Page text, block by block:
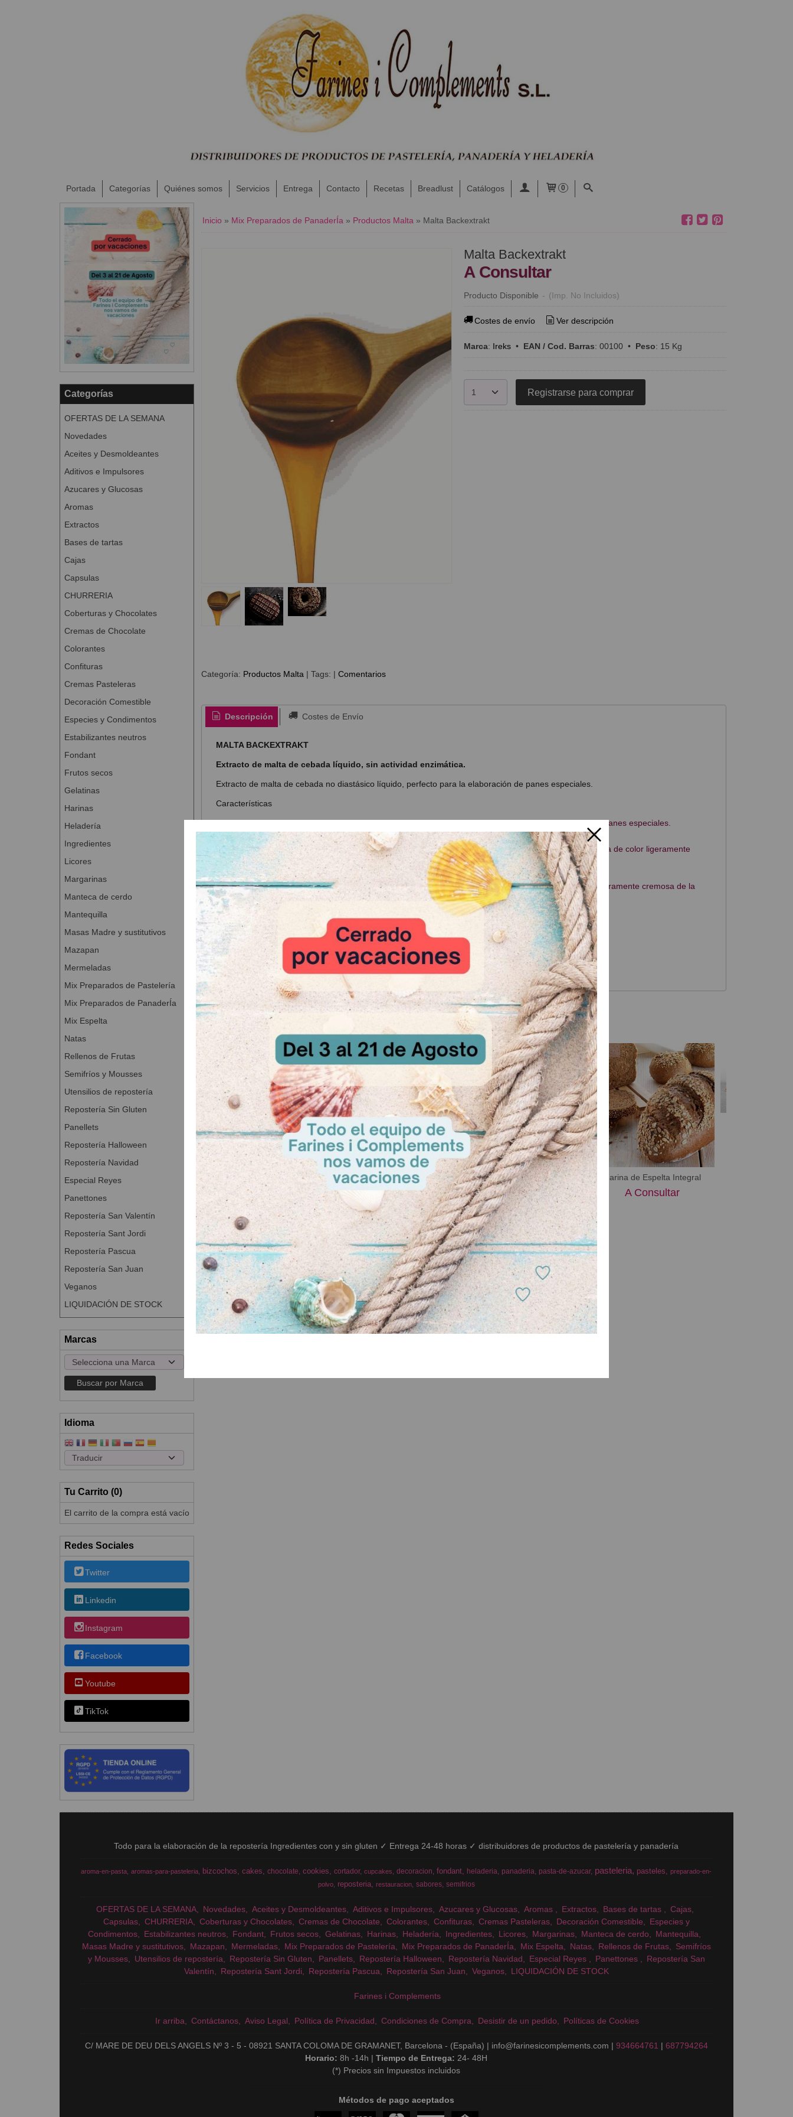
Portada Categorías Quiénes somos Servicios Entrega Contacto Recetas Breadlust Catálogos 0
Categorías
OFERTAS DE LA SEMANA
Novedades
Aceites y Desmoldeantes
Aditivos e Impulsores
Azucares y Glucosas
Aromas
Extractos
Bases de tartas
Cajas
Capsulas
CHURRERIA
Coberturas y Chocolates
Cremas de Chocolate
Colorantes
Confituras
Cremas Pasteleras
Decoración Comestible
Especies y Condimentos
Estabilizantes neutros
Fondant
Frutos secos
Gelatinas
Harinas
Heladería
Ingredientes
Licores
Margarinas
Manteca de cerdo
Mantequilla
Masas Madre y sustitutivos
Mazapan
Mermeladas
Mix Preparados de Pastelería
Mix Preparados de PanaderÍa
Mix Espelta
Natas
Rellenos de Frutas
Semifríos y Mousses
Utensilios de repostería
Repostería Sin Gluten
Panellets
Repostería Halloween
Repostería Navidad
Especial Reyes
Panettones
Repostería San Valentín
Repostería Sant Jordi
Repostería Pascua
Repostería San Juan
Veganos
LIQUIDACIÓN DE STOCK
Marcas
Idioma
Tu Carrito (0)
El carrito de la compra está vacío
Redes Sociales
Twitter
Linkedin
Instagram
Facebook
Youtube
TikTok
Inicio » Mix Preparados de PanaderÍa » Productos Malta » Malta Backextrakt
Malta Backextrakt
A Consultar
Producto Disponible - (Imp. No Incluidos)
Costes de envío Ver descripción
Marca: Ireks• EAN / Cod. Barras: 00100 • Peso: 15 Kg
Registrarse para comprar
Categoría: Productos Malta | Tags: | Comentarios
Descripción Costes de Envío
MALTA BACKEXTRAKT
Extracto de malta de cebada líquido, sin actividad enzimática.
Extracto de malta de cebada no diastásico líquido, perfecto para la elaboración de panes especiales.
Características
MALTA BACKEXTRAKT es un extracto de malta de cebada líquido, perfecto para la elaboración de panes especiales.
Al no tener actividad enzimática, no interfiere en la fermentación de los elaborados.
Los elaborados se caracterizan por su gran aroma rústico, una corteza dorada y crujiente y una miga de color ligeramente
cremoso.
MALTA BACKEXTRAKT es perfecto para mejorar las harinas con poca maltosa.
Aporta un aroma rústico a los elaborados y redondea el color dorado de la corteza y la tonalidad ligeramente cremosa de la
miga
Producto totalmente natural, no contiene aditivos.
"Clean label"
Dosificación: 10-30 g por kg de harina
Presentaciön: Bidón de plástico de 15 kg
Productos Relacionados
Mella Muffin
A Consultar
​Ideal
A Consultar
Rex Bavarois Mix
A Consultar
Harina de Espelta Integral
A Consultar
Todo para la elaboración de la repostería Ingredientes con y sin gluten ✓ Entrega 24-48 horas ✓ distribuidores de productos de pastelería y panadería
aroma-en-pasta aromas-para-pasteleria bizcochos cakes chocolate cookies cortador cupcakes decoracion fondant heladeria panaderia pasta-de-azucar pasteleria pasteles
preparado-en-
polvo
reposteria restauracion sabores semifrios
OFERTAS DE LA SEMANA Novedades Aceites y Desmoldeantes Aditivos e Impulsores Azucares y Glucosas Aromas Extractos Bases de tartas
Cajas
Capsulas
CHURRERIA Coberturas y Chocolates Cremas de Chocolate Colorantes Confituras Cremas Pasteleras Decoración Comestible
Especies y
Condimentos
Estabilizantes neutros Fondant Frutos secos Gelatinas Harinas Heladería Ingredientes Licores Margarinas Manteca de cerdo
Mantequilla
Masas Madre y sustitutivos
Mazapan Mermeladas Mix Preparados de Pastelería Mix Preparados de PanaderÍa Mix Espelta Natas Rellenos de Frutas
Semifríos
y Mousses
Utensilios de repostería Repostería Sin Gluten Panellets Repostería Halloween Repostería Navidad Especial Reyes Panettones
Repostería San
Valentín
Repostería Sant Jordi Repostería Pascua Repostería San Juan Veganos LIQUIDACIÓN DE STOCK
Farines i Complements
Ir arriba Contáctanos Aviso Legal Política de Privacidad Condiciones de Compra Desistir de un pedido Políticas de Cookies
C/ MARE DE DEU DELS ANGELS Nº 3 - 5 - 08921 SANTA COLOMA DE GRAMANET, Barcelona - (España) | info@farinesicomplements.com | 934664761 | 687794264
Horario:8h -14h |Tiempo de Entrega: 24- 48H
(*) Precios sin Impuestos incluidos
Métodos de pago aceptados